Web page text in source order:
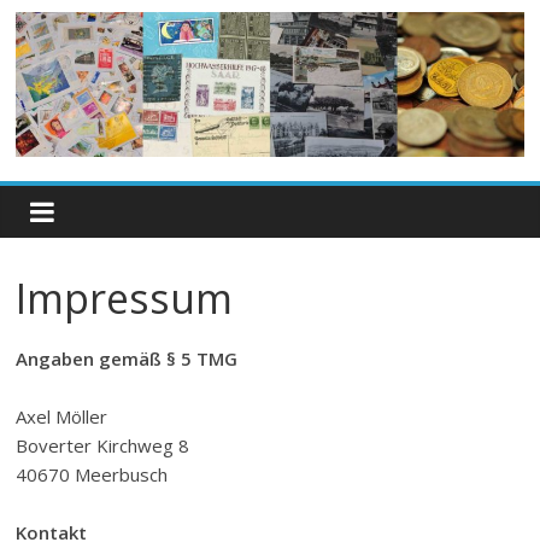
Impressum
Angaben gemäß § 5 TMG
Axel Möller
Boverter Kirchweg 8
40670 Meerbusch
Kontakt